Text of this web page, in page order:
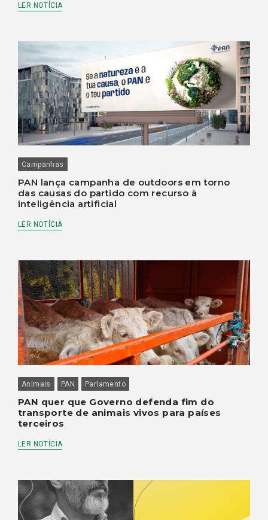
LER NOTÍCIA
Campanhas
PAN lança campanha de outdoors em torno
das causas do partido com recurso à
inteligência artificial
LER NOTÍCIA
Animais PAN Parlamento
PAN quer que Governo defenda fim do
transporte de animais vivos para países
terceiros
LER NOTÍCIA